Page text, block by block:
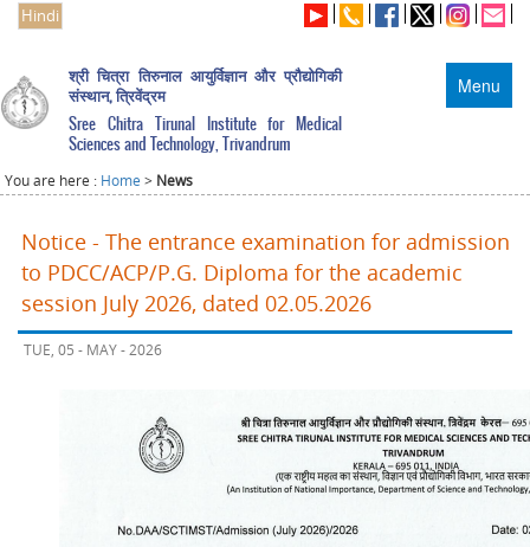
Hindi
Menu
श्री चित्रा तिरुनाल आयुर्विज्ञान और प्रौद्योगिकी
संस्थान, त्रिवेंद्रम
Sree Chitra Tirunal Institute for Medical
Sciences and Technology, Trivandrum
You are here : Home > News
Notice - The entrance examination for admission
to PDCC/ACP/P.G. Diploma for the academic
session July 2026, dated 02.05.2026
TUE, 05 - MAY - 2026